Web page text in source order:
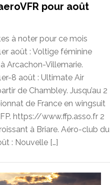
pour août
à noter pour ce mois
août : Voltige féminine
Arcachon-Villemarie.
8 août : Ultimate Air
de Chambley. Jusqu’au 2
de France en wingsuit
https://www.ffp.asso.fr 2
à Briare. Aéro-club du
: Nouvelle […]